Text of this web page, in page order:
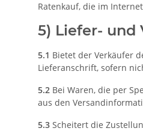
Ratenkauf, die im
5) Liefer- und
5.1 Bietet der Verkäufer
Lieferanschrift, sofern
5.2 Bei Waren, die per
aus den
5.3 Scheitert die